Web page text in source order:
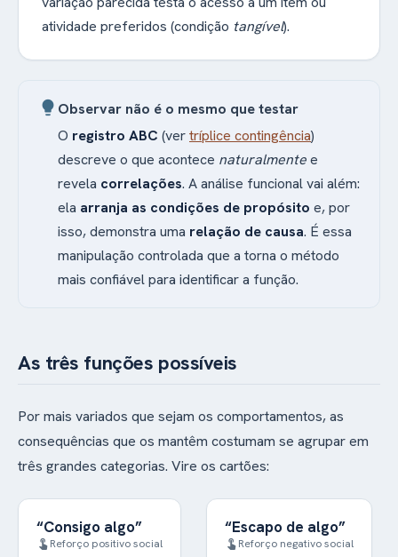
atividade preferidos (condição tangível).
lightbulb Observar não é o mesmo que testar
O registro ABC (vertríplice contingência)
descreve o que acontece naturalmentee
revela correlações. A análise funcional vai além:
ela arranja as condições de propósito e, por
isso, demonstra uma relação de causa. É essa
manipulação controlada que a torna o método
mais confiável para identificar a função.
As três funções possíveis
Por mais variados que sejam os comportamentos, as
consequências que os mantêm costumam se agrupar em
três grandes categorias. Vire os cartões:
“Consigo algo”
touch_app Reforço positivo social
O comportamento
produz
algo desejado
“Escapo de algo”
touch_app Reforço negativo social
O comportamento
retira
algo